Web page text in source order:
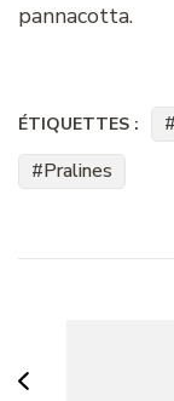
pannacotta.
ÉTIQUETTES :
Pralines